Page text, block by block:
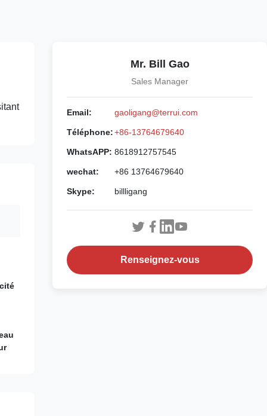
Mr. Bill Gao
Sales Manager
Email: gaoligang@terrui.com
Téléphone:+86-13764679640
WhatsAPP: 8618912757545
wechat: +86 13764679640
Skype: billligang
Renseignez-vous